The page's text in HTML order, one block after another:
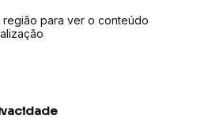
região para ver o conteúdo